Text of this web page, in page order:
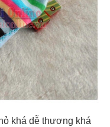
khá dễ thương khá